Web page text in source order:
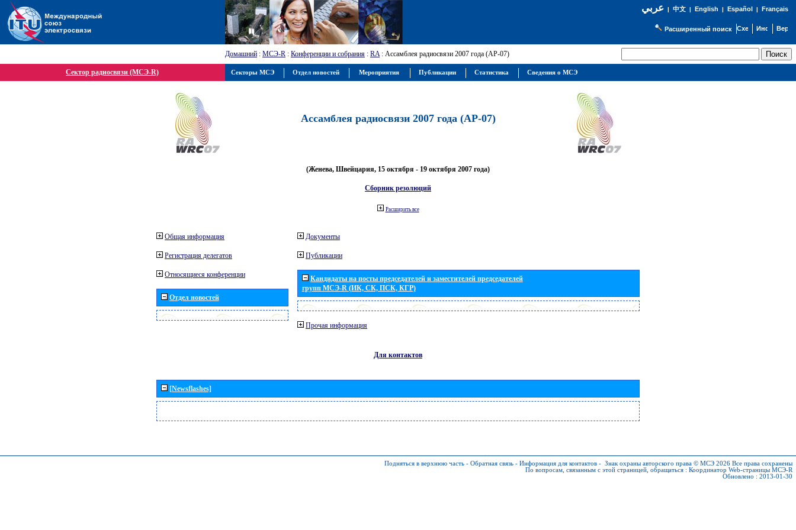
عربي| 中文| English | Español | Français
Расширенный поиск
Домашний : МСЭ-R : Конференции и собрания : RA: Ассамблея радиосвязи 2007 года (АР-07)
Сектор радиосвязи (МСЭ-R)
Ассамблея радиосвязи 2007 года (АР-07)
(Женева, Швейцария, 15 октября - 19 октября 2007 года)
Сборник резолюций
Расширить все
Общая информация
Регистрация делегатов
Относящиеся конференции
Отдел новостей
Документы
Публикации
Кандидаты на посты председателей и заместителей председателей
групп МСЭ-R (ИК, СК, ПСК, КГР)
Прочая информация
Для контактов
[Newsflashes]
Подняться в верхнюю часть - Обратная связь - Информация для контактов - Знак охраны авторского права © МСЭ 2026 Все права сохранены
По вопросам, связанным с этой страницей, обращаться : Координатор Web-страницы МСЭ-R
Обновлено : 2013-01-30
Секторы МСЭ Отдел новостей Мероприятия Публикации Статистика Сведения о МСЭ